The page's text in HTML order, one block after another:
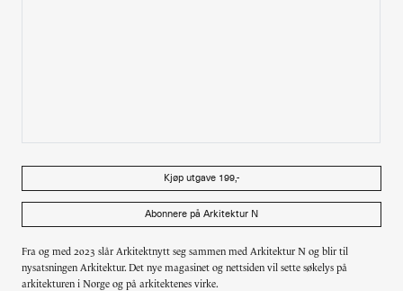
Arkitekter
Kjøp utgave 199,-
Abonnere på Arkitektur N
Fra og med 2023 slår Arkitektnytt seg sammen med Arkitektur N og blir til
nysatsningen Arkitektur. Det nye magasinet og nettsiden vil sette søkelys på
arkitekturen i Norge og på arkitektenes virke.